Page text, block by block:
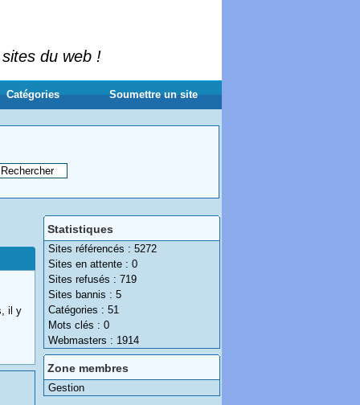
du web !
Catégories Soumettre un site
Statistiques
Sites référencés : 5272
Sites en attente : 0
Sites refusés : 719
Sites bannis : 5
Catégories : 51
Mots clés : 0
Webmasters : 1914
Zone membres
Gestion
il y